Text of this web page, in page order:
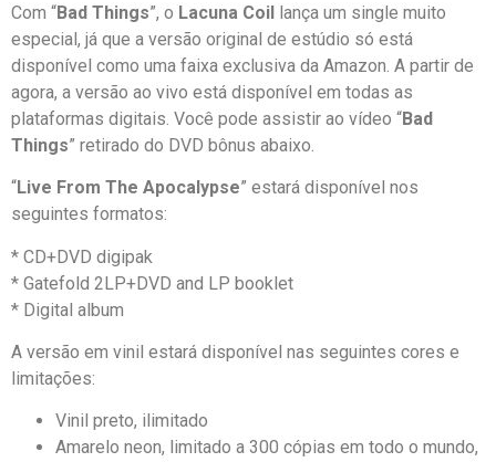
Com “Bad Things”, o Lacuna Coil lança um single muito
especial, já que a versão original de estúdio só está
disponível como uma faixa exclusiva da Amazon. A partir de
agora, a versão ao vivo está disponível em todas as
plataformas digitais. Você pode assistir ao vídeo “Bad
Things” retirado do DVD bônus abaixo.
“Live From The Apocalypse” estará disponível nos
seguintes formatos:
* CD+DVD digipak
* Gatefold 2LP+DVD and LP booklet
* Digital album
A versão em vinil estará disponível nas seguintes cores e
limitações:
Vinil preto, ilimitado
Amarelo neon, limitado a 300 cópias em todo o mundo,